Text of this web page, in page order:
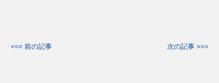
<<< 前の記事 次の記事 >>>